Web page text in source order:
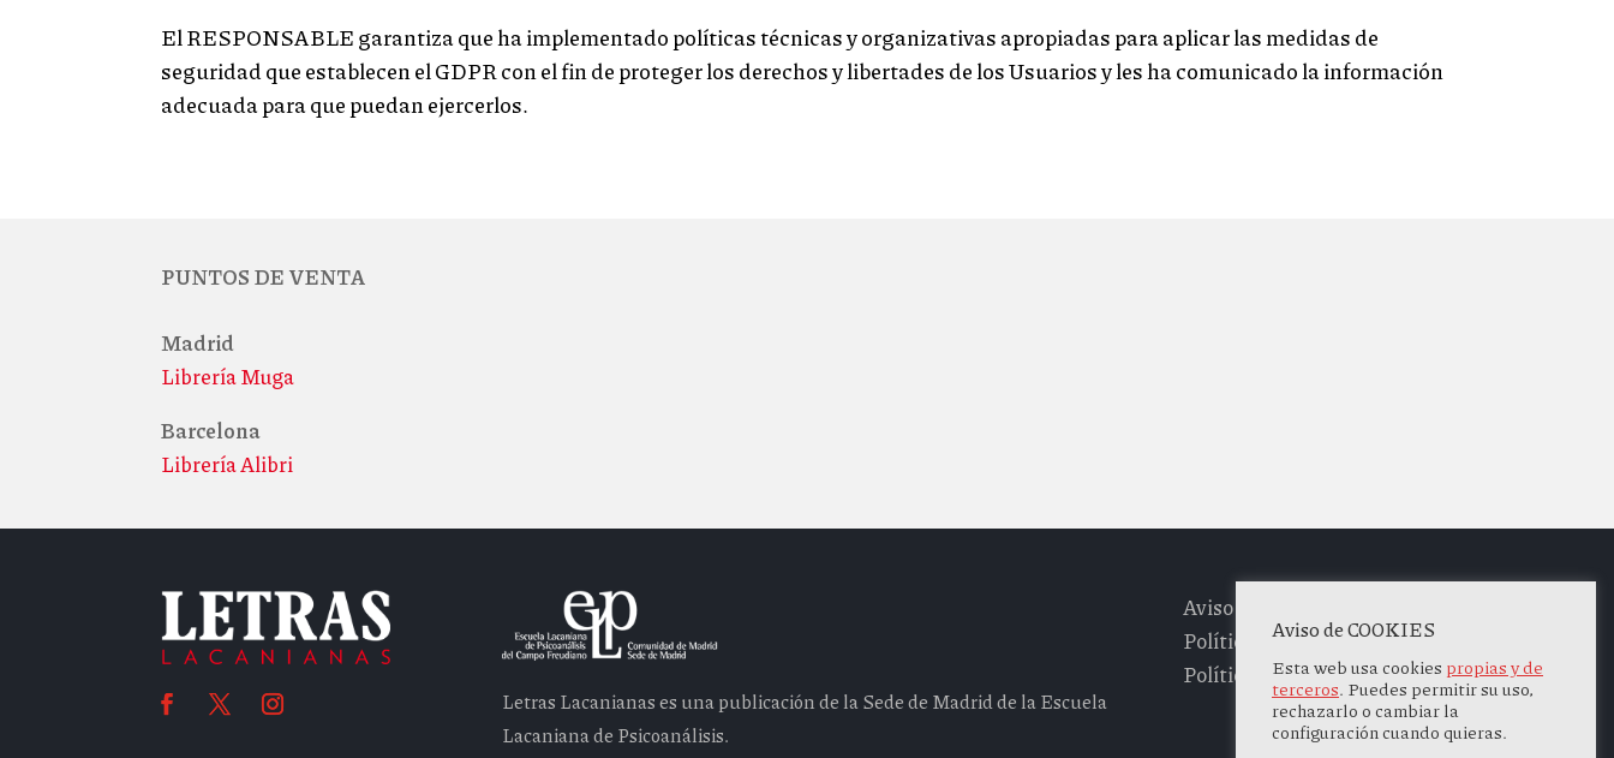
El RESPONSABLE garantiza que ha implementado políticas técnicas y organizativas apropiadas para aplicar las medidas de
seguridad que establecen el GDPR con el fin de proteger los derechos y libertades de los Usuarios y les ha comunicado la información
adecuada para que puedan ejercerlos.
PUNTOS DE VENTA
Madrid
Librería Muga
Barcelona
Librería Alibri
Letras Lacanianas es una publicación de la Sede de Madrid de la Escuela
Lacaniana de Psicoanálisis.
Aviso legal
Política de privacidad
Política de cookies
Aviso de COOKIES
Esta web usa cookies propias y de
terceros. Puedes permitir su uso,
rechazarlo o cambiar la
configuración cuando quieras.